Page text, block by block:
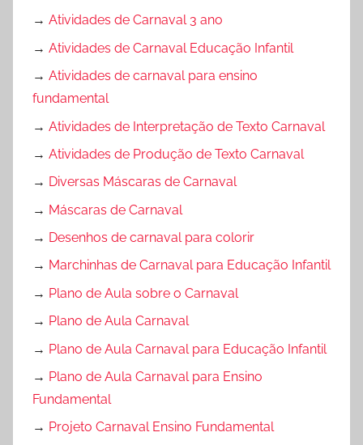
→ Atividades de Carnaval 3 ano
→ Atividades de Carnaval Educação Infantil
→ Atividades de carnaval para ensino
fundamental
→ Atividades de Interpretação de Texto Carnaval
→ Atividades de Produção de Texto Carnaval
→ Diversas Máscaras de Carnaval
→ Máscaras de Carnaval
→ Desenhos de carnaval para colorir
→ Marchinhas de Carnaval para Educação Infantil
→ Plano de Aula sobre o Carnaval
→ Plano de Aula Carnaval
→ Plano de Aula Carnaval para Educação Infantil
→ Plano de Aula Carnaval para Ensino
Fundamental
→ Projeto Carnaval Ensino Fundamental